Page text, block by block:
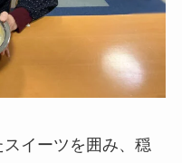
イーツを囲み、穏